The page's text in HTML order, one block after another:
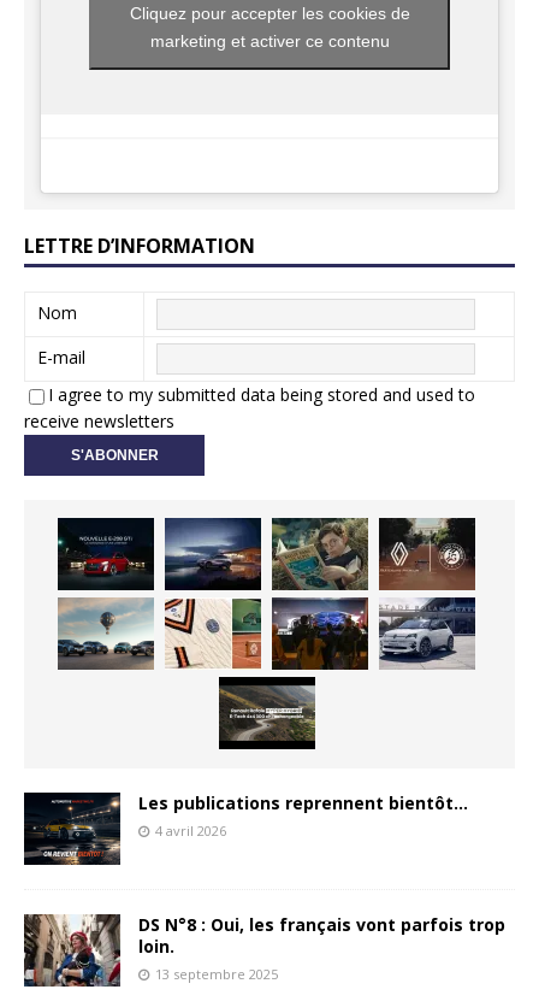
Cliquez pour accepter les cookies de
marketing et activer ce contenu
LETTRE D’INFORMATION
Nom
E-mail
I agree to my submitted data being stored and used to
receive newsletters
Les publications reprennent bientôt…
4 avril 2026
DS N°8 : Oui, les français vont parfois trop
loin.
13 septembre 2025